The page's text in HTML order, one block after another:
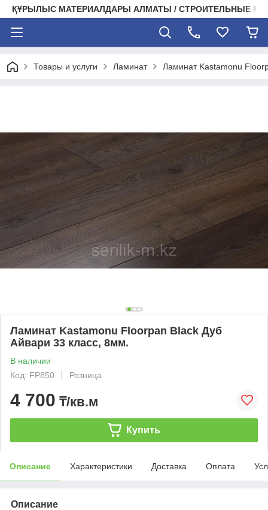
ҚҰРЫЛЫС МАТЕРИАЛДАРЫ АЛМАТЫ / СТРОИТЕЛЬНЫЕ
Товары и услуги Ламинат Ламинат Kastamonu
Ламинат Kastamonu Floorpan Black Дуб
Айвари 33 класс, 8мм.
В наличии
Код: FP850
Розница
4 700 ₸/кв.м
Купить
Описание Характеристики Доставка Оплата
Описание